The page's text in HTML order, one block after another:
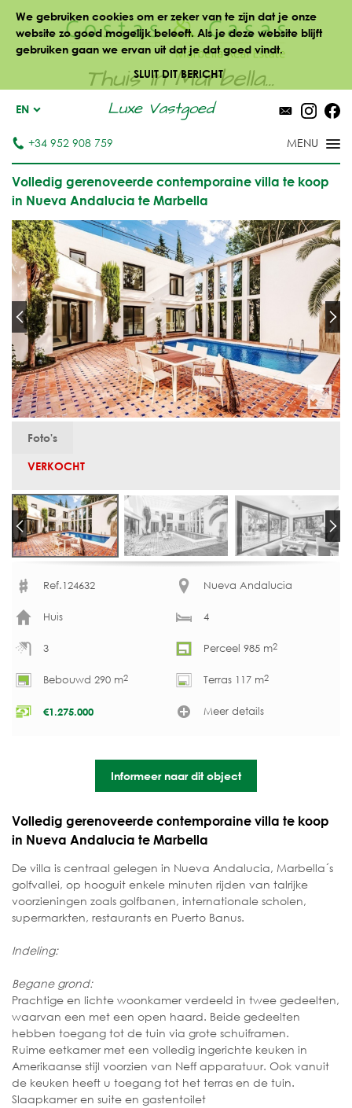
We gebruiken cookies om er zeker van te zijn dat je onze
website zo goed mogelijk beleeft. Als je deze website blijft
gebruiken gaan we ervan uit dat je dat goed vindt.
SLUIT DIT BERICHT
Thuis in Marbella...
Luxe Vastgoed
EN
+34 952 908 759
Volledig gerenoveerde contemporaine villa te koop
in Nueva Andalucia te Marbella
Foto's
VERKOCHT
Ref.124632 Nueva Andalucia
Huis 4
3 Perceel 985 m2
Bebouwd 290 m2 Terras 117 m2
€1.275.000 Meer details
Informeer naar dit object
Volledig gerenoveerde contemporaine villa te koop
in Nueva Andalucia te Marbella
De villa is centraal gelegen in Nueva Andalucia, Marbella´s
golfvallei, op hooguit enkele minuten rijden van talrijke
voorzieningen zoals golfbanen, internationale scholen,
supermarkten, restaurants en Puerto Banus.
Indeling:
Begane grond:
Prachtige en lichte woonkamer verdeeld in twee gedeelten,
waarvan een met een open haard. Beide gedeelten
hebben toegang tot de tuin via grote schuiframen.
Ruime eetkamer met een volledig ingerichte keuken in
Amerikaanse stijl voorzien van Neff apparatuur. Ook vanuit
de keuken heeft u toegang tot het terras en de tuin.
Slaapkamer en suite en gastentoilet